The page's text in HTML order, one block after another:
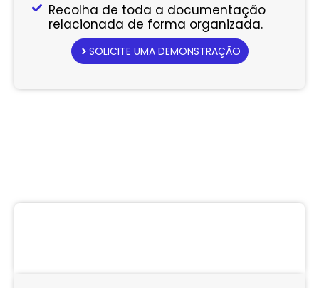
Recolha de toda a documentação
relacionada de forma organizada.
SOLICITE UMA DEMONSTRAÇÃO